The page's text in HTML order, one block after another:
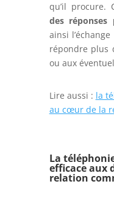
qu’il procure.
des réponses
ainsi
répondre plus
ou aux
Lire aussi : la
au cœur de la
La
efficace aux
relation